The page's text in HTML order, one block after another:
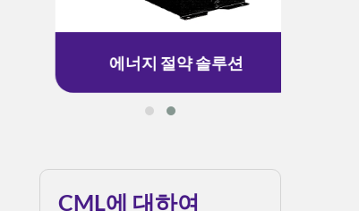
에너지 절약 솔루션
CML에 대하여